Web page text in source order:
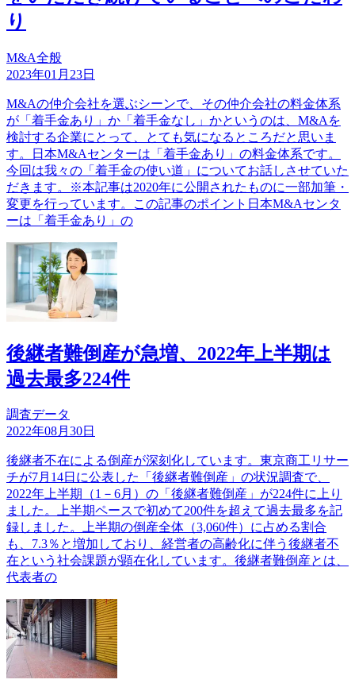
り
M&A全般
2023年01月23日
M&Aの仲介会社を選ぶシーンで、その仲介会社の料金体系
が「着手金あり」か「着手金なし」かというのは、M&Aを
検討する企業にとって、とても気になるところだと思いま
す。日本M&Aセンターは「着手金あり」の料金体系です。
今回は我々の「着手金の使い道」についてお話しさせていた
だきます。※本記事は2020年に公開されたものに一部加筆・
変更を行っています。この記事のポイント日本M&Aセンタ
ーは「着手金あり」の
後継者難倒産が急増、2022年上半期は
過去最多224件
調査データ
2022年08月30日
後継者不在による倒産が深刻化しています。東京商工リサー
チが7月14日に公表した「後継者難倒産」の状況調査で、
2022年上半期（1－6月）の「後継者難倒産」が224件に上り
ました。上半期ペースで初めて200件を超えて過去最多を記
録しました。上半期の倒産全体（3,060件）に占める割合
も、7.3％と増加しており、経営者の高齢化に伴う後継者不
在という社会課題が顕在化しています。後継者難倒産とは、
代表者の